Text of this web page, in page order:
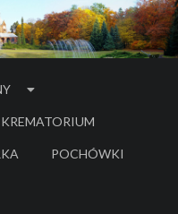
KREMATORIUM
POCHÓWKI
- LINK DO SERWISU